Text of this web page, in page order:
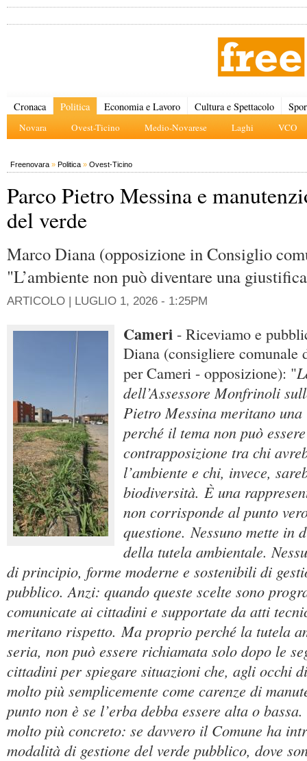
Cronaca Politica
Novara Ovest-Ticino Medio-Novarese Laghi VCO
Economia e Lavoro Cultura e Spettacolo
Freenovara » Politica » Ovest-Ticino
Parco Pietro Messina e
del verde
Marco Diana (opposizione in Consiglio
"L’ambiente non può diventare una
ARTICOLO | LUGLIO 1, 2026 - 1:25PM
Cameri - Riceviamo e
Diana (consigliere comunale
per Cameri - opposizione): "
dell’Assessore Monfrinoli
Pietro Messina meritano
perché il tema non può
contrapposizione tra chi
l’ambiente e chi, invece,
biodiversità. È una
non corrisponde al punto
questione. Nessuno mette in
della tutela ambientale.
di principio, forme moderne e sostenibili di
pubblico. Anzi: quando queste scelte sono
comunicate ai cittadini e supportate da atti
meritano rispetto. Ma proprio perché la tutela
seria, non può essere richiamata solo dopo le
cittadini per spiegare situazioni che, agli occhi
molto più semplicemente come carenze di
punto non è se l’erba debba essere alta o
molto più concreto: se davvero il Comune ha
modalità di gestione del verde pubblico, dove